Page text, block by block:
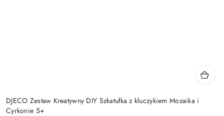
DJECO Zestaw Kreatywny DIY Szkatułka z kluczykiem Mozaika i
Cyrkonie 5+